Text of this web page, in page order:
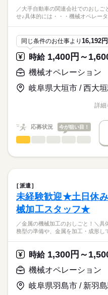
組付作業や検査をおまかせし
です♪車・バイク・自転車で
お仕事の特徴
基本特徴
募集条件
交通費
勤
就業時間・曜日
残20未満
働き方・環境
ブランクOK
産休・育休
制服あり
禁煙・分煙 バ
派遣活躍中
英語不要
■発電機の組付
…特殊な工具は使いません！
■検査
…目視検査
大手自動車関連会社の
取引先でのお仕事です。
研修後も丁寧に教えてもらえ
詳しくは職場見学可能です♪
まずは、お気軽にお問い合わ
応募資格
＜歓迎＞
■未経験者
■資格・免許・学歴・年齢不問
■外国人雇用実績あり
給与 時給
※上記給与は時給×8時間×20.7
計算しています。
（時給1,200円～）
月収例：215,280円＋交通費
計算しています。
（時給1,300円～）
■給与締め日：毎月15日（固
■支払日：月末（固定）
【交通費備考】
■月平均労働日数：20.7日
■休憩50分
■時間外労働：月平均10時間
休日・休暇 土曜 日曜
■週休2日制
■年間休日116日
■長期休暇：GW・お盆・年末
■有給休暇（半年後に10日付
／大手自動車の関連会社でのおし
せ♪具体的には・・・機械オペレー
同じ条件のお仕事より 16,192
時給1,400円～
機械オペレーション
岐阜県大垣市 / 西大垣
男女の割合 男性
仕事の仕方 ひとりで
職場の様子 しずか
業界 メーカー関連
【未経験歓迎】ボタンを押す
の軽作業♪資格・経験は一切
車・バイク通勤OK（無料駐車
将来を見据えて働けます！
機械オペレーション
機械オペレーター・箱詰めを
具体的には・・・
なんとボタンを押すだけ！
出来上がった製品を専用の箱
作業は複数人で進めますので
マニュアルを見ながら作業を
応募資格
■未経験歓迎
■経験・資格・免許・学歴不問
■外国人の雇用実績あり
給与 時給
詳細
応募状況 今が狙い目！
派遣
未経験歓迎★土日休
械加工スタッフ★
／金属の機械加工のおしごと！＼
務型の準備や、金属を加工・成形し
時給1,300円～
機械オペレーション
岐阜県羽島市 / 新羽島